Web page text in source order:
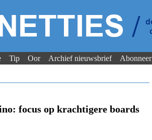
Tip Oor Archief nieuwsbrief Abonneer
focus op krachtigere boards